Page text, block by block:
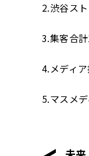
2.渋谷ス
3.集客合
4.メディ
5.マスメ